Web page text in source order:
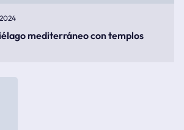
mediterráneo con templos